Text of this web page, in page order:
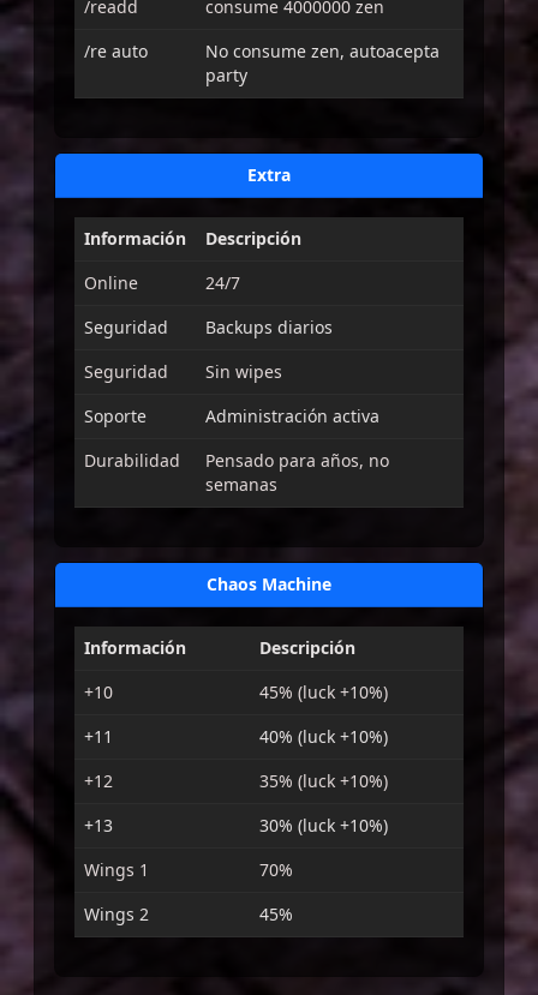
/readd
consume 4000000 zen
/re auto
No consume zen, autoacepta
party
Extra
Información
Descripción
Online
24/7
Seguridad
Backups diarios
Seguridad
Sin wipes
Soporte
Administración activa
Durabilidad
Pensado para años, no
semanas
Chaos Machine
Información
Descripción
+10
45% (luck +10%)
+11
40% (luck +10%)
+12
35% (luck +10%)
+13
30% (luck +10%)
Wings 1
70%
Wings 2
45%